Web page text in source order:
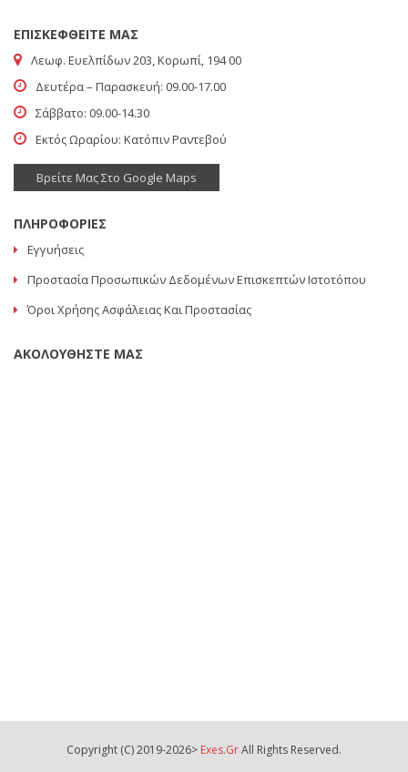
ΕΠΙΣΚΕΦΘΕΙΤΕ ΜΑΣ
Λεωφ. Ευελπίδων 203, Κορωπί, 194 00
Δευτέρα – Παρασκευή: 09.00-17.00
Σάββατο: 09.00-14.30
Εκτός Ωραρίου: Κατόπιν Ραντεβού
Βρείτε Μας Στο Google Maps
ΠΛΗΡΟΦΟΡΙΕΣ
Εγγυήσεις
Προστασία Προσωπικών Δεδομένων Επισκεπτών Ιστοτόπου
Όροι Χρήσης Ασφάλειας Και Προστασίας
ΑΚΟΛΟΥΘΗΣΤΕ ΜΑΣ
Copyright (C) 2019-2026> Exes.grAll Rights Reserved.